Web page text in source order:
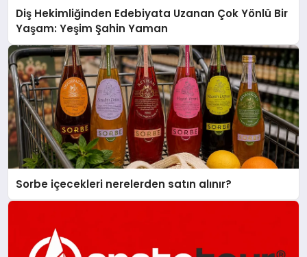
Diş Hekimliğinden Edebiyata Uzanan Çok Yönlü Bir
Yaşam: Yeşim Şahin Yaman
Sorbe içecekleri nerelerden satın alınır?